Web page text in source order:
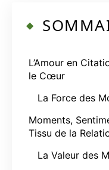
L’Amour en
le Cœur
La Force des
Moments,
Tissu de la
La Valeur des